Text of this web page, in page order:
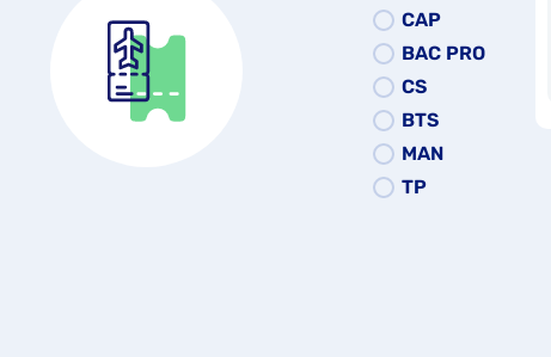
CAP
BAC PRO
CS
BTS
MAN
TP